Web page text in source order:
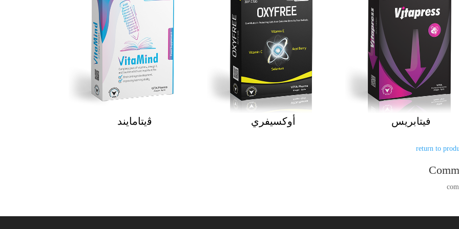
ﭬيتامايند أوكسيفري فيتابريس